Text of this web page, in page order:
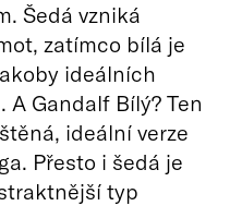
Šedá vzniká
zatímco bílá je
ideálních
Gandalf Bílý? Ten
ideální verze
Přesto i šedá je
typ